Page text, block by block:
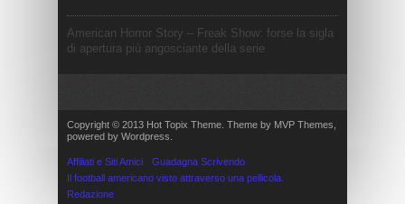
American Horror Story – Freak Show: forse la sigla
di apertura più angosciante della serie
Copyright © 2013 Hot Topix Theme. Theme by MVP Themes,
powered by Wordpress.
Affiliati e Siti Amici
Guadagna Scrivendo
Il football americano visto attraverso una pellicola.
Redazione